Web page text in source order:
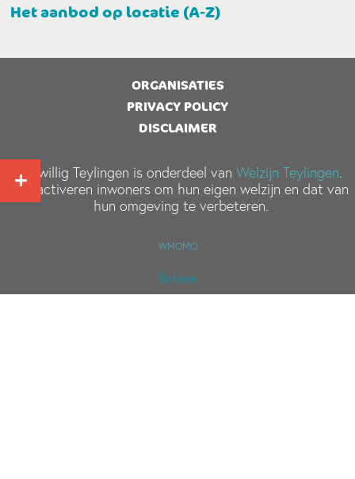
Het aanbod op locatie (A-Z)
ORGANISATIES
PRIVACY POLICY
DISCLAIMER
Vrijwillig Teylingen is onderdeel vanWelzijn Teylingen.
Wij activeren inwoners om hun eigen welzijn en dat van
hun omgeving te verbeteren.
WMOMO
Beheer